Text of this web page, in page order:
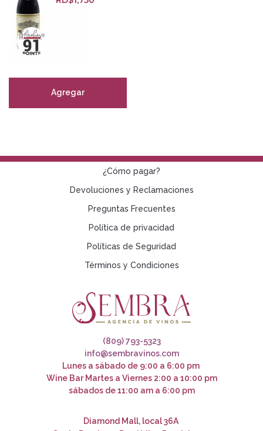
Agregar
¿Cómo pagar?
Devoluciones y Reclamaciones
Preguntas Frecuentes
Política de privacidad
Políticas de Seguridad
Términos y Condiciones
(809) 793-5323
info@sembravinos.com
Lunes a sábado de 9:00 a 6:00 pm
Wine Bar Martes a Viernes 2:00 a 10:00 pm
sábados de 11:00 am a 6:00 pm
Diamond Mall, local 36A